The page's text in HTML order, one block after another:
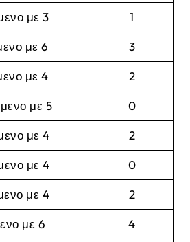
με 3 1
με 6 3
με 4 2
με 5 0
με 4 2
με 4 0
με 4 2
με 6 4